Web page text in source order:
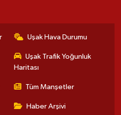
Uşak Hava Durumu
Uşak Trafik Yoğunluk
Haritası
Tüm Manşetler
Haber Arşivi